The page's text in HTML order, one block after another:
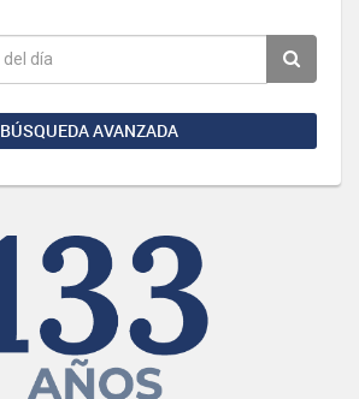
BÚSQUEDA AVANZADA